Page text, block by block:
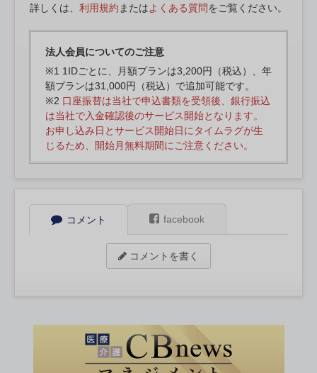
詳しくは、 利用規約 またはよくある質問をご覧ください。
法人会員についてのご注意
※1 1IDごとに、月額プランは3,200円（税込）、年
額プランは31,000円（税込）で追加可能です。
※2 口座振替は当社で申込書類を受領後、銀行振込
は当社で入金確認後のサービス開始となります。
お申し込み日とサービス開始日にタイムラグが生
じるため、開始月無料期間にご注意ください。
コメント facebook
コメントを書く